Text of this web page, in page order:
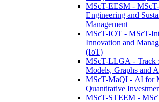
MScT-EESM -
Engineering and
Management
MScT-IOT - MScT-
Innovation and
(IoT)
MScT-LLGA - Track
Models, Graphs and
MScT-MaQI - AI for
Quantitative
MScT-STEEM -